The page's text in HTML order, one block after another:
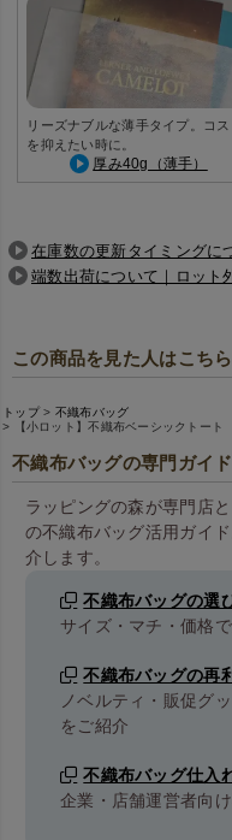
リーズナブルな薄手タイプ。コス
を抑えたい時に。
厚み40g（薄手）
在庫数の更新タイミングに
端数出荷について｜ロット
この商品を見た人はこち
トップ
不織布バッグ
【小ロット】不織布ベーシックトー
不織布バッグの専門ガイ
ラッピングの森が専門店
の不織布バッグ活用ガイ
介します。
不織布バッグの選
サイズ・マチ・価格
不織布バッグの再
ノベルティ・販促グ
をご紹介
不織布バッグ仕入
企業・店舗運営者向